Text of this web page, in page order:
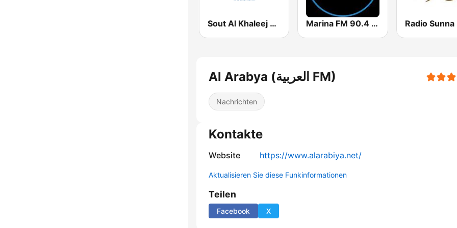
Sout Al Khaleej FM صوت الخليج Marina FM 90.4 (مارينا)
Al Arabya (العربية FM)
Nachrichten
Kontakte
Website https://www.alarabiya.net/
Aktualisieren Sie diese Funkinformationen
Teilen
Facebook X